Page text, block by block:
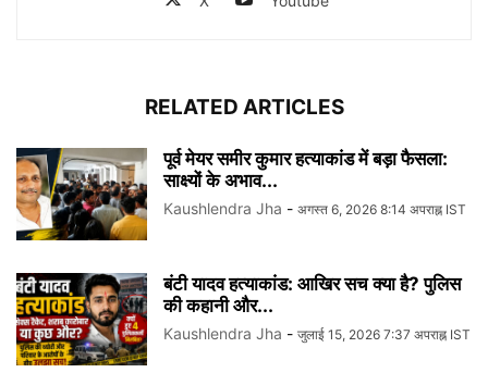
RELATED ARTICLES
पूर्व मेयर समीर कुमार हत्याकांड में बड़ा फैसला:
साक्ष्यों के अभाव...
Kaushlendra Jha - अगस्त 6, 2026 8:14 अपराह्न IST
बंटी यादव हत्याकांड: आखिर सच क्या है? पुलिस
की कहानी और...
Kaushlendra Jha - जुलाई 15, 2026 7:37 अपराह्न IST